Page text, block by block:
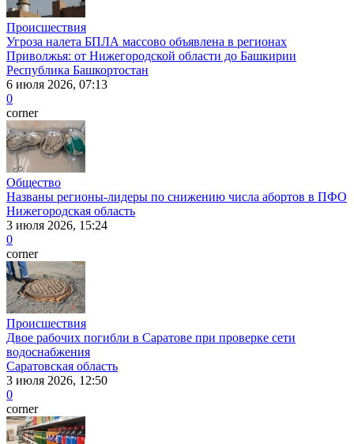
Происшествия
Угроза налета БПЛА массово объявлена в регионах
Приволжья: от Нижегородской области до Башкирии
Республика Башкортостан
6 июля 2026, 07:13
0
corner
Общество
Названы регионы-лидеры по снижению числа абортов в ПФО
Нижегородская область
3 июля 2026, 15:24
0
corner
Происшествия
Двое рабочих погибли в Саратове при проверке сети
водоснабжения
Саратовская область
3 июля 2026, 12:50
0
corner